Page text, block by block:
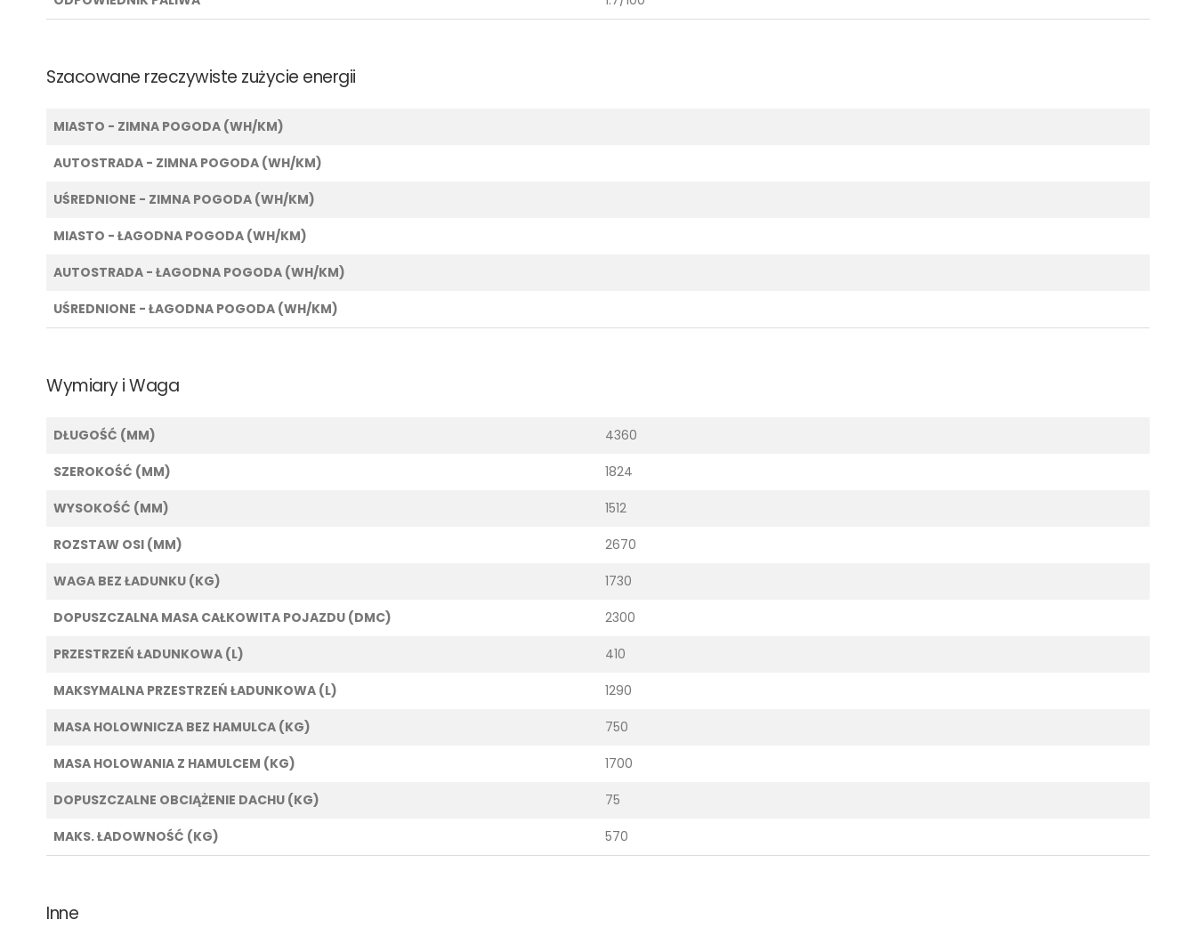
Szacowane rzeczywiste zużycie energii
MIASTO - ZIMNA POGODA (WH/KM)
AUTOSTRADA - ZIMNA POGODA (WH/KM)
UŚREDNIONE - ZIMNA POGODA (WH/KM)
MIASTO - ŁAGODNA POGODA (WH/KM)
AUTOSTRADA - ŁAGODNA POGODA (WH/KM)
UŚREDNIONE - ŁAGODNA POGODA (WH/KM)
Wymiary i Waga
DŁUGOŚĆ (MM) 4360
SZEROKOŚĆ (MM) 1824
WYSOKOŚĆ (MM) 1512
ROZSTAW OSI (MM) 2670
WAGA BEZ ŁADUNKU (KG) 1730
DOPUSZCZALNA MASA CAŁKOWITA POJAZDU (DMC) 2300
PRZESTRZEŃ ŁADUNKOWA (L) 410
MAKSYMALNA PRZESTRZEŃ ŁADUNKOWA (L) 1290
MASA HOLOWNICZA BEZ HAMULCA (KG) 750
MASA HOLOWANIA Z HAMULCEM (KG) 1700
DOPUSZCZALNE OBCIĄŻENIE DACHU (KG) 75
MAKS. ŁADOWNOŚĆ (KG) 570
Inne